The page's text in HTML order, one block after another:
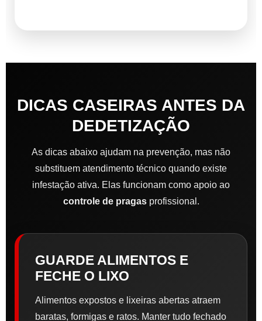
DICAS CASEIRAS ANTES DA
DEDETIZAÇÃO
As dicas abaixo ajudam na prevenção, mas não
substituem atendimento técnico quando existe
infestação ativa. Elas funcionam como apoio ao
controle de pragasprofissional.
GUARDE ALIMENTOS E
FECHE O LIXO
Alimentos expostos e lixeiras abertas atraem
baratas, formigas e ratos. Manter tudo fechado